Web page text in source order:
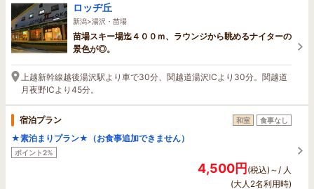
ロッヂ丘
新潟>湯沢・苗場
苗場スキー場迄４００ｍ、ラウンジから眺めるナイターの
景色が◎。
上越新幹線越後湯沢駅より車で30分、関越道湯沢ICより30分。関越道
月夜野ICより45分。
宿泊プラン 和室 食事なし
★素泊まりプラン★（お食事追加できません）
ポイント2%
4,500円(税込)～/ 人
(大人2名利用時)